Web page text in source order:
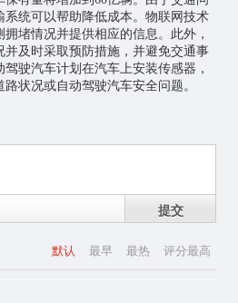
统可以帮助降低成本。物联网技术
堵情况并提供相应的信息。此外，
及时采取预防措施，并避免交通事
驶汽车计划在汽车上安装传感器，
状况或自动驾驶汽车安全问题。
提交
默认 最早 最热 评分最高